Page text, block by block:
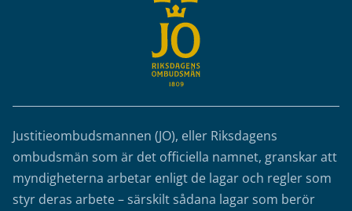
Justitieombudsmannen (JO), eller Riksdagens
ombudsmän som är det officiella namnet, granskar att
myndigheterna arbetar enligt de lagar och regler som
styr deras arbete – särskilt sådana lagar som berör